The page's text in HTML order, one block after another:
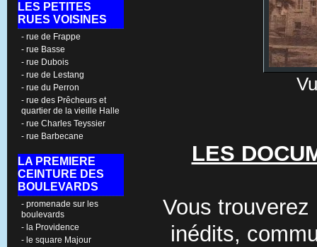
LES PETITES
RUES VOISINES
- rue de Frappe
- rue Basse
- rue Dubois
- rue de Lestang
- rue du Perron
- rue des Prêcheurs et
quartier de la vieille Halle
- rue Charles Teyssier
- rue Barbecane
LA PREMIERE
CEINTURE DES
BOULEVARDS
- promenade sur les
boulevards
- la Providence
- le square Majour
LES
Vous
inédits,